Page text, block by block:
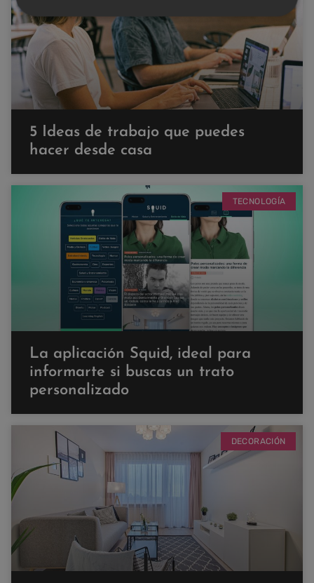
5 Ideas de trabajo que puedes
hacer desde casa
TECNOLOGÍA
La aplicación Squid, ideal para
informarte si buscas un trato
personalizado
DECORACIÓN